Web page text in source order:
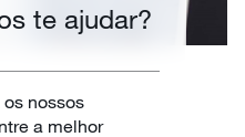
te ajudar?
nossos
a melhor